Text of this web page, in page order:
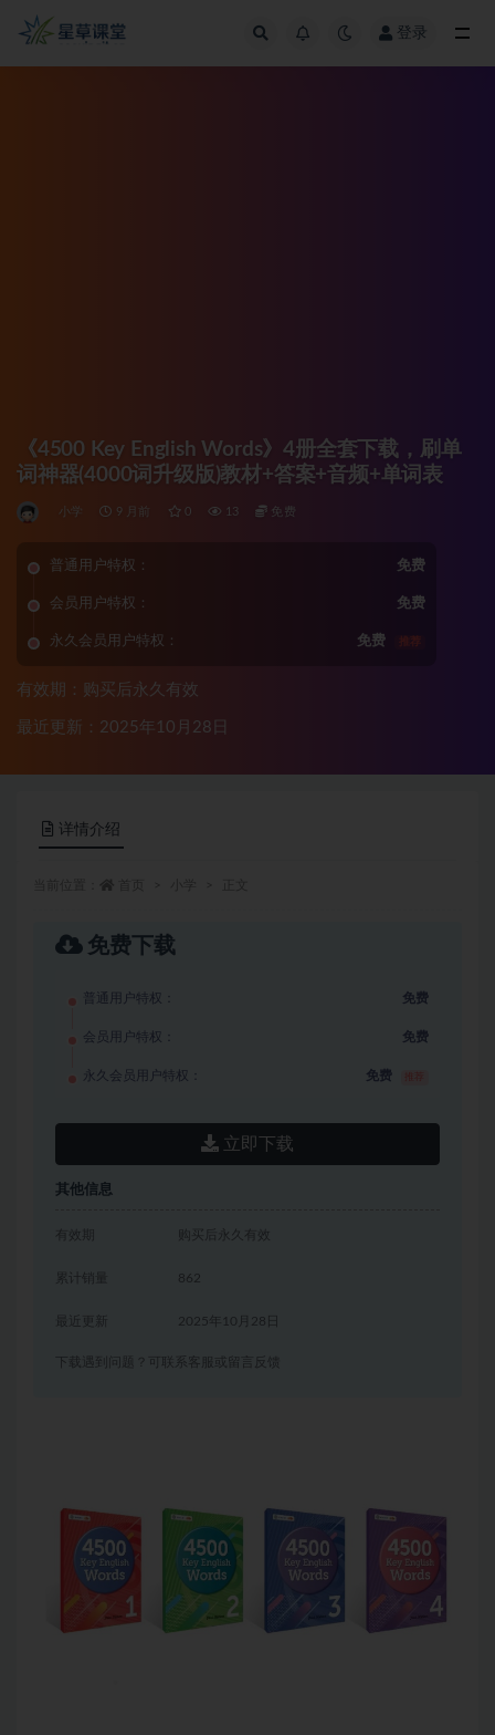
登录
《4500 Key English Words》4册全套下载，刷单
词神器(4000词升级版)教材+答案+音频+单词表
小学 9 月前 0 13 免费
普通用户特权： 免费
会员用户特权： 免费
永久会员用户特权： 免费 推荐
有效期：购买后永久有效
最近更新：2025年10月28日
详情介绍
免费下载
普通用户特权： 免费
会员用户特权： 免费
永久会员用户特权： 免费
立即下载
其他信息
有效期 购买后永久有效
累计销量 862
2025年10月28日
下载遇到问题？可联系客服或留言反馈